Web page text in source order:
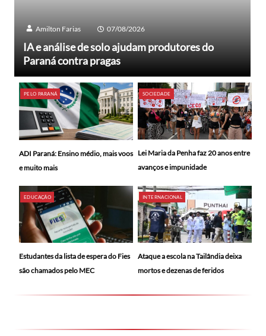
Amilton Farias 07/08/2026
IA e análise de solo ajudam produtores do
Paraná contra pragas
PELO PARANÁ
ADI Paraná: Ensino médio, mais voos
e muito mais
SOCIEDADE
Lei Maria da Penha faz 20 anos entre
avanços e impunidade
EDUCAÇÃO
Estudantes da lista de espera do Fies
são chamados pelo MEC
INTERNACIONAL
Ataque a escola na Tailândia deixa
mortos e dezenas de feridos